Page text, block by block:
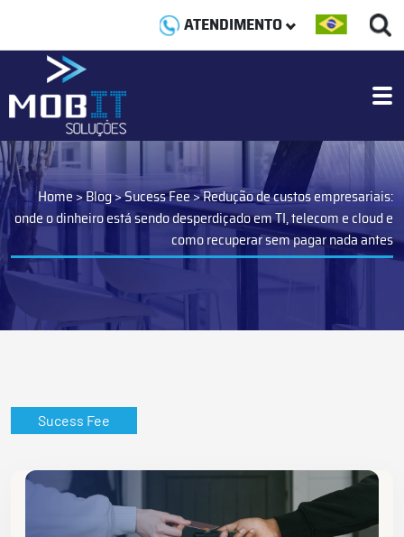
ATENDIMENTO
Home>Blog>Sucess Fee>Redução de custos empresariais:
onde o dinheiro está sendo desperdiçado em TI, telecom e cloud e
como recuperar sem pagar nada antes
Sucess Fee